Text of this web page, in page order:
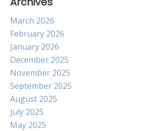
March 2026
February 2026
January 2026
December 2025
November 2025
September 2025
August 2025
July 2025
May 2025